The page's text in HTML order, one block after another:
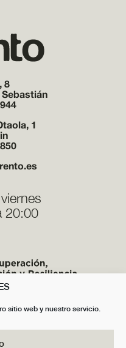
sitio web y nuestro servicio.
8
Sebastián
1
20:00